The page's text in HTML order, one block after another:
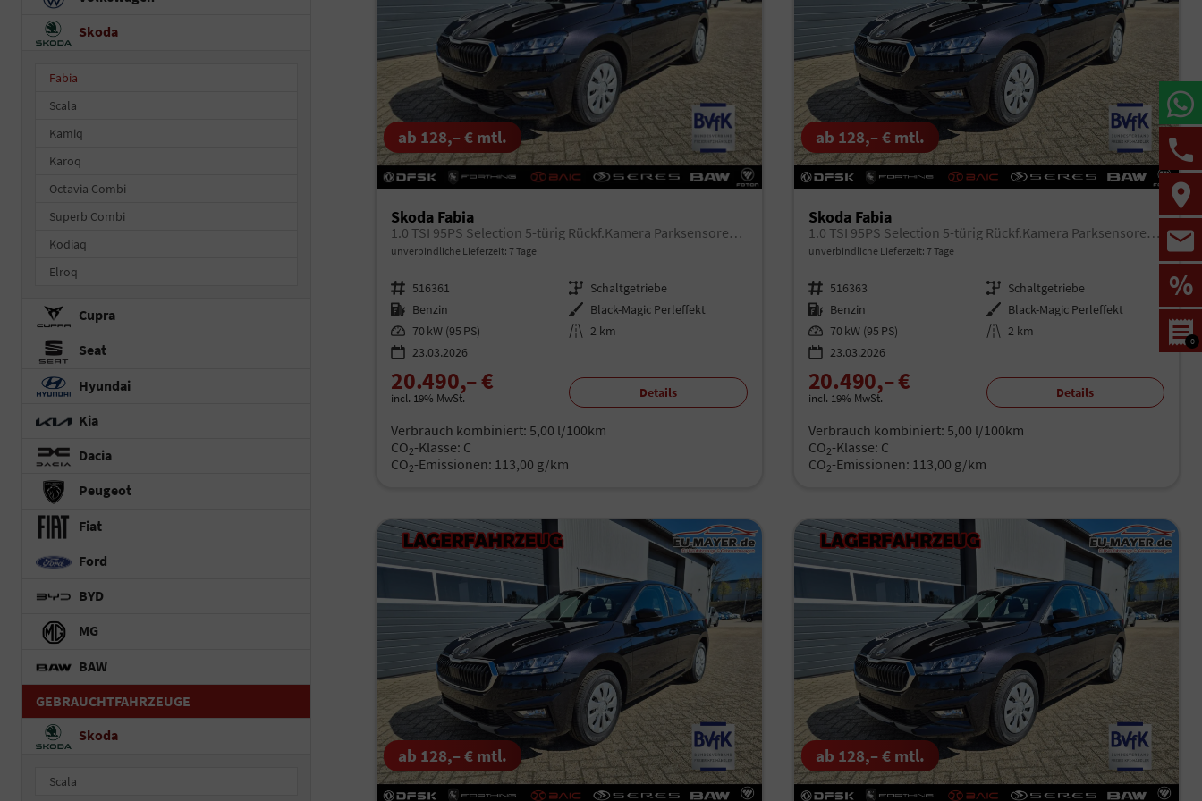
ab 128,– € mtl.
Skoda Fabia
1.0 TSI 95PS Selection 5-türig Rückf.Kamera Parksensoren Sitzheizung Multifunktionslenkrad Klima Skoda-Radio Bluetooth Touchscreen Tempomat Nebelsch. Apple CarPlay + Android Auto
unverbindliche Lieferzeit:7 Tage
Fahrzeugnr. 516361 Getriebe Schaltgetriebe
Kraftstoff Benzin Außenfarbe Black-Magic Perleffekt
Leistung 70 kW (95 PS) Kilometerstand 2 km
23.03.2026
20.490,– €
incl. 19% MwSt. Details
Verbrauch kombiniert: 5,00 l/100km
CO2-Klasse: C
CO2-Emissionen: 113,00 g/km
ab 128,– € mtl.
Skoda Fabia
1.0 TSI 95PS Selection 5-türig Rückf.Kamera Parksensoren Sitzheizung Multifunktionslenkrad Klima Skoda-Radio Bluetooth Touchscreen Tempomat Nebelsch. Apple CarPlay + Android Auto
unverbindliche Lieferzeit: 7 Tage
Fahrzeugnr. 516363 Getriebe Schaltgetriebe
Kraftstoff Benzin Außenfarbe Black-Magic Perleffekt
Leistung 70 kW (95 PS) Kilometerstand 2 km
23.03.2026
20.490,– €
incl. 19% MwSt. Details
Verbrauch kombiniert: 5,00 l/100km
CO2-Klasse: C
CO2-Emissionen: 113,00 g/km
ab 128,– € mtl. ab 128,– € mtl.
Skoda
Fabia
Scala
Kamiq
Karoq
Octavia Combi
Superb Combi
Kodiaq
Elroq
Cupra
Seat
Hyundai
Kia
Dacia
Peugeot
Fiat
Ford
BYD
MG
BAW
GEBRAUCHTFAHRZEUGE
Skoda
Scala
%
0